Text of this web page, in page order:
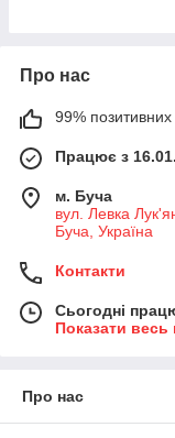
Про нас
99% позитивних
Працює з
м. Буча
вул. Левка
Буча, Україна
Контакти
Сьогодні
Показати весь
Про нас